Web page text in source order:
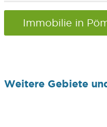
Immobilie in
Weitere Gebiete